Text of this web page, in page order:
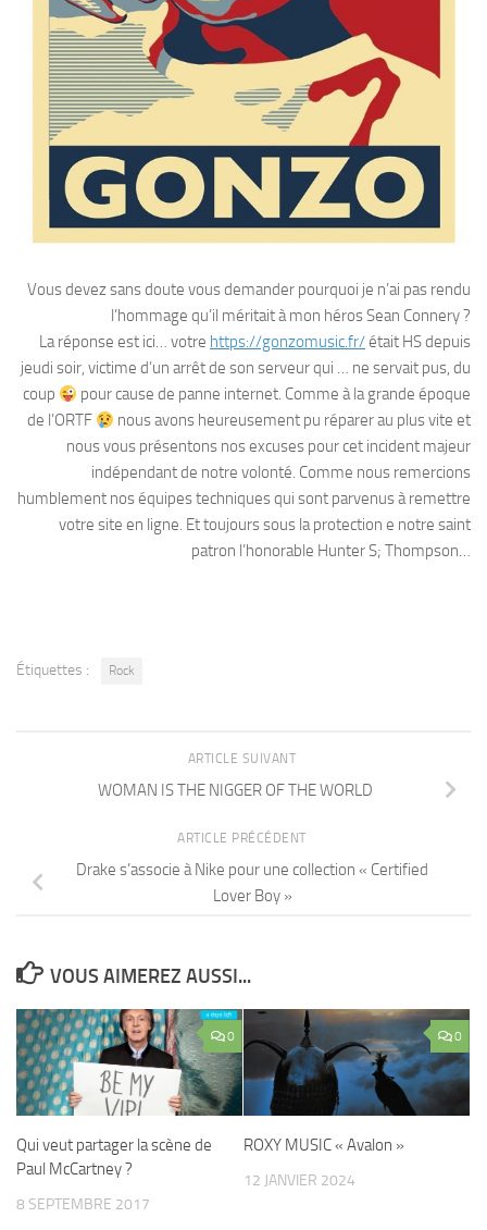
Vous devez sans doute vous demander pourquoi je n’ai pas rendu
l’hommage qu’il méritait à mon héros Sean Connery ?
La réponse est ici… votre https://gonzomusic.fr/était HS depuis
jeudi soir, victime d’un arrêt de son serveur qui … ne servait pus, du
coup
pour cause de panne internet. Comme à la grande époque
de l’ORTF
nous avons heureusement pu réparer au plus vite et
nous vous présentons nos excuses pour cet incident majeur
indépendant de notre volonté. Comme nous remercions
humblement nos équipes techniques qui sont parvenus à remettre
votre site en ligne. Et toujours sous la protection e notre saint
patron l’honorable Hunter S; Thompson…
Étiquettes : Rock
ARTICLE SUIVANT
WOMAN IS THE NIGGER OF THE WORLD
ARTICLE PRÉCÉDENT
Drake s’associe à Nike pour une collection « Certified
Lover Boy »
VOUS AIMEREZ AUSSI...
0
Qui veut partager la scène de
Paul McCartney ?
8 SEPTEMBRE 2017
0
ROXY MUSIC « Avalon »
12 JANVIER 2024